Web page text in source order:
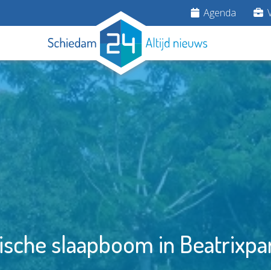
Agenda
slaapboom in